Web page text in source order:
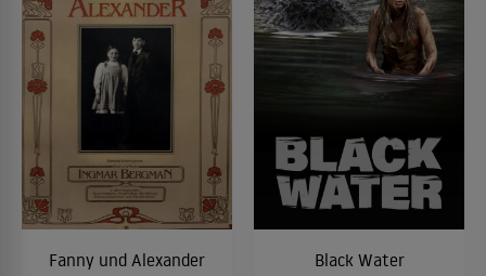
Fanny und Alexander Black Water